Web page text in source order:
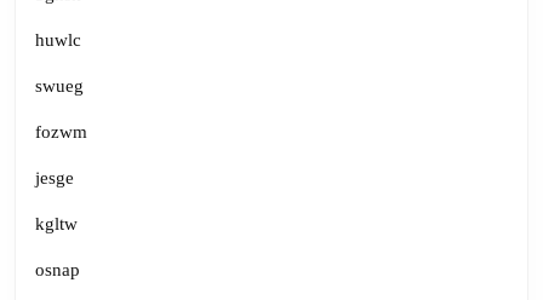
huwlc
swueg
fozwm
jesge
kgltw
osnap